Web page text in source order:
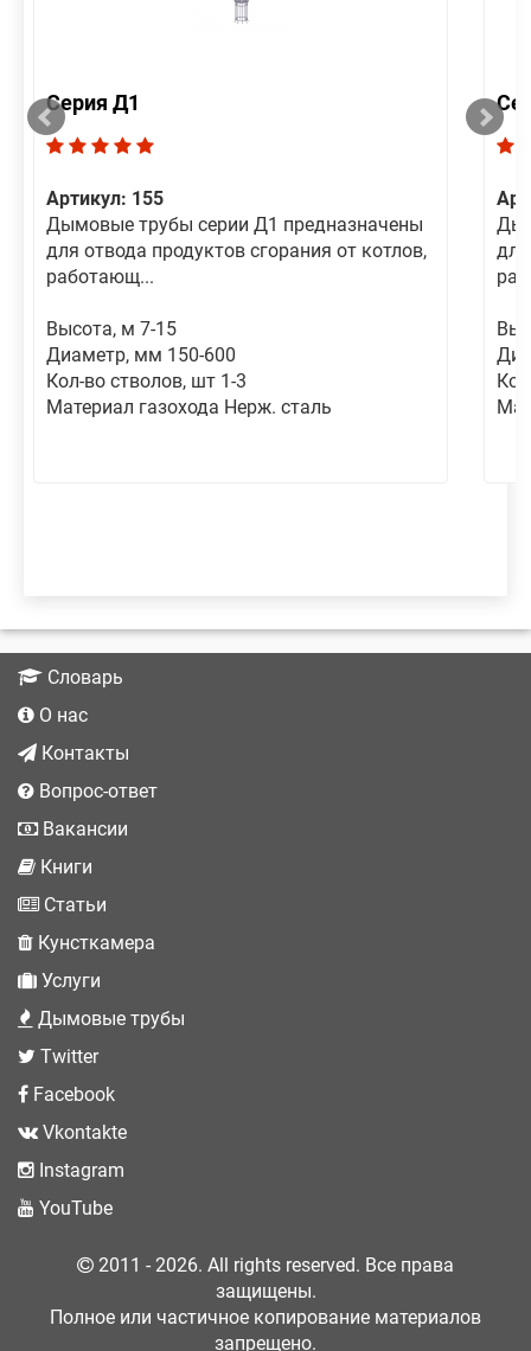
Серия Д1
Артикул: 155
Дымовые трубы серии Д1 предназначены
для отвода продуктов сгорания от котлов,
работающ...
Высота, м 7-15
Диаметр, мм 150-600
Кол-во стволов, шт 1-3
Материал газохода Нерж. сталь
Словарь
О нас
Контакты
Вопрос-ответ
Вакансии
Книги
Статьи
Кунсткамера
Услуги
Дымовые трубы
Twitter
Facebook
Vkontakte
Instagram
YouTube
2011 - 2026. All rights reserved. Все права
защищены.
Полное или частичное копирование материалов
запрещено.